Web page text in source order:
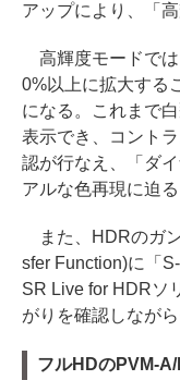
アップにより、「
高輝度モードでは
0%以上に拡大する
になる。これまで
表示でき、コント
認が行なえ、「ダ
アルな色再現に迫る
また、HDRのガ
sfer Function)に「
SR Live for HDRソ
がりを確認しなが
フルHDのPVM-